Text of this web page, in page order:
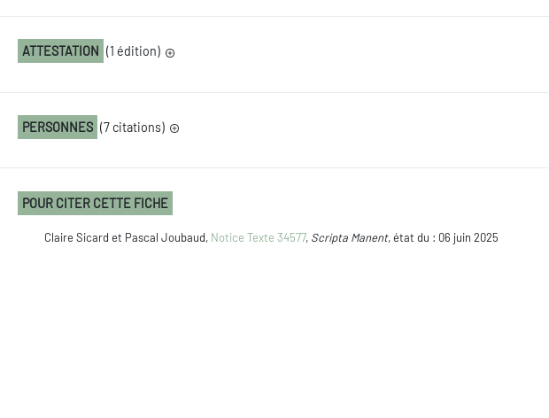
ATTESTATION (1 édition)
PERSONNES (7 citations)
POUR CITER CETTE FICHE
Claire Sicard et Pascal Joubaud, Notice Texte 34577, Scripta Manent, état du : 06 juin 2025